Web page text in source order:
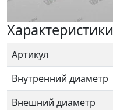
Характеристики
Артикул
Внутренний диаметр
Внешний диаметр